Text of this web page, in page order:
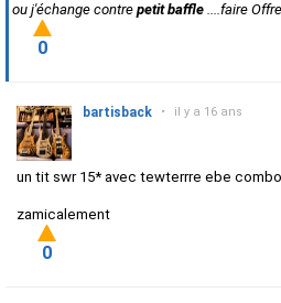
ou j'échange contre petit baffle ....faire Offre
0
bartisback • il y a 16 ans
un tit swr 15* avec tewterrre ebe
zamicalement
0